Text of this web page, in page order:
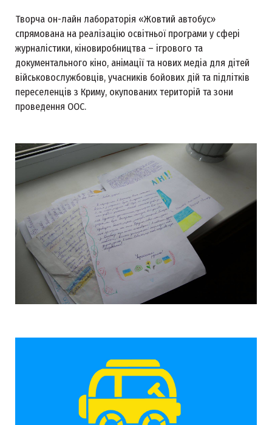
Творча он-лайн лабораторія «Жовтий автобус»
спрямована на реалізацію освітньої програми у сфері
журналістики, кіновиробництва – ігрового та
документального кіно, анімації та нових медіа для дітей
військовослужбовців, учасників бойових дій та підлітків
переселенців з Криму, окупованих територій та зони
проведення ООС.